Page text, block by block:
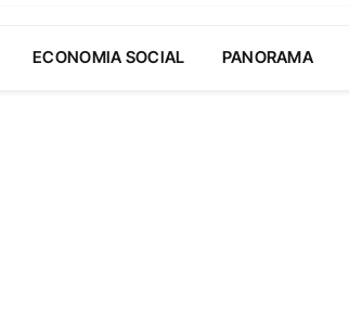
ECONOMIA SOCIAL PANORAMA